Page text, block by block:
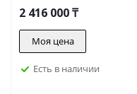
2 416 000₸
Моя цена
Есть в наличии